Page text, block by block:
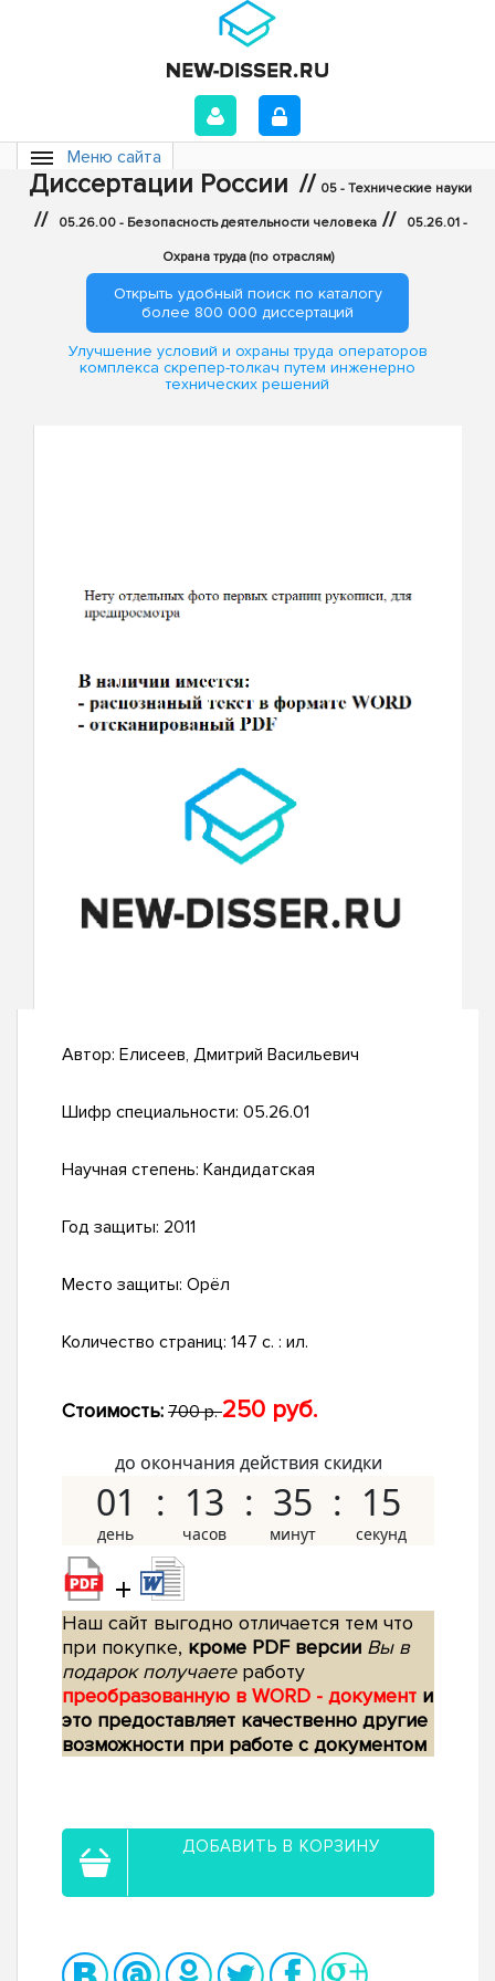
Меню сайта
Диссертации России // 05 - Технические науки
// 05.26.00 - Безопасность деятельности человека // 05.26.01 -
Охрана труда (по отраслям)
Открыть удобный поиск по каталогу
более 800 000 диссертаций
Улучшение условий и охраны труда операторов
комплекса скрепер-толкач путем инженерно
технических решений
Автор: Елисеев, Дмитрий Васильевич
Шифр специальности: 05.26.01
Научная степень: Кандидатская
Год защиты: 2011
Место защиты: Орёл
Количество страниц: 147 с. : ил.
Стоимость: 700 р.250 руб.
до окончания действия скидки
01 13 35 14
+
Наш сайт выгодно отличается тем что
при покупке, кроме PDF версии Вы в
подарок получаетеработу
преобразованную в WORD - документ и
это предоставляет качественно другие
возможности при работе с документом
ДОБАВИТЬ В КОРЗИНУ